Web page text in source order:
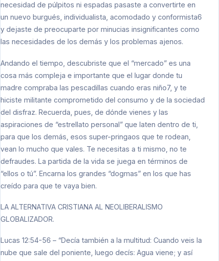
necesidad de púlpitos ni espadas pasaste a convertirte en
un nuevo burgués, individualista, acomodado y conformista6
y dejaste de preocuparte por minucias insignificantes como
las necesidades de los demás y los problemas ajenos.
Andando el tiempo, descubriste que el “mercado” es una
cosa más compleja e importante que el lugar donde tu
madre compraba las pescadillas cuando eras niño7, y te
hiciste militante comprometido del consumo y de la sociedad
del disfraz. Recuerda, pues, de dónde vienes y las
aspiraciones de “estrellato personal” que laten dentro de ti,
para que los demás, esos super-pringaos que te rodean,
vean lo mucho que vales. Te necesitas a ti mismo, no te
defraudes. La partida de la vida se juega en términos de
“ellos o tú”. Encarna los grandes “dogmas” en los que has
creído para que te vaya bien.
LA ALTERNATIVA CRISTIANA AL NEOLIBERALISMO
GLOBALIZADOR.
Lucas 12:54-56 – “Decía también a la multitud: Cuando veis la
nube que sale del poniente, luego decís: Agua viene; y así